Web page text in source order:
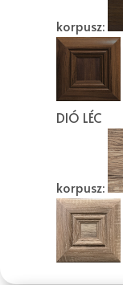
korpusz:
DIÓ LÉC
korpusz: